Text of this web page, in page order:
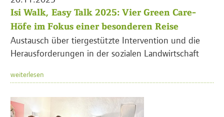
Isi Walk, Easy Talk 2025: Vier Green Care-
Höfe im Fokus einer besonderen Reise
Austausch über tiergestützte Intervention und die
Herausforderungen in der sozialen Landwirtschaft
weiterlesen